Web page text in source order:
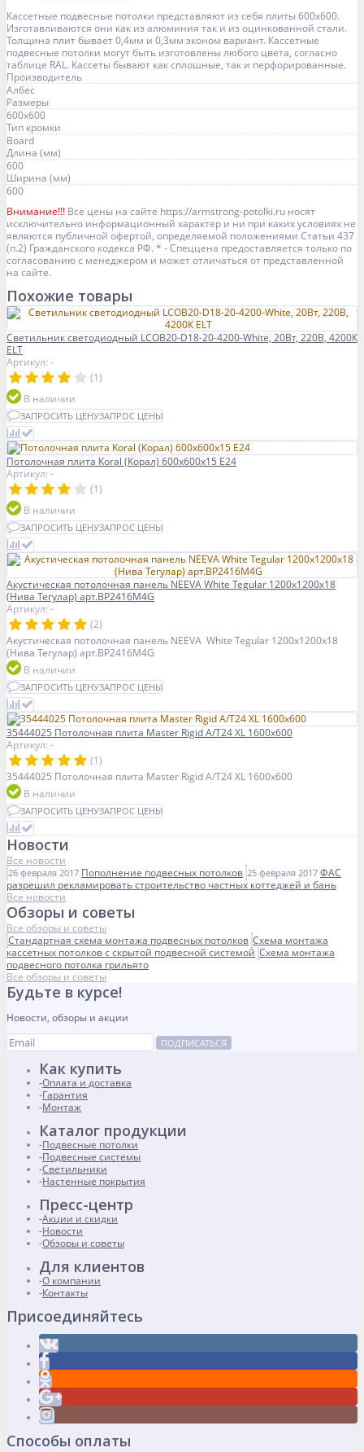
Кассетные подвесные потолки представляют из себя плиты 600х600.
Изготавливаются они как из алюминия так и из оцинкованной стали.
Толщина плит бывает 0,4мм и 0,3мм эконом вариант. Кассетные
подвесные потолки могут быть изготовлены любого цвета, согласно
таблице RAL. Кассеты бывают как сплошные, так и перфорированные.
Производитель
Албес
Размеры
600x600
Тип кромки
Board
Длина (мм)
600
Ширина (мм)
600
Внимание!!! Все цены на сайте https://armstrong-potolki.ru носят
исключительно информационный характер и ни при каких условиях не
являются публичной офертой, определяемой положениями Статьи 437
(п.2) Гражданского кодекса РФ. * - Спеццена предоставляется только по
согласованию с менеджером и может отличаться от представленной
на сайте.
Похожие товары
Светильник светодиодный LCOB20-D18-20-4200-White, 20Вт, 220В, 4200К
ELT
Артикул: -
(1)
В наличии
ЗАПРОСИТЬ ЦЕНУЗАПРОС ЦЕНЫ
Потолочная плита Koral (Корал) 600x600x15 E24
Артикул: -
(1)
В наличии
ЗАПРОСИТЬ ЦЕНУЗАПРОС ЦЕНЫ
Акустическая потолочная панель NEEVA White Tegular 1200x1200x18
(Нива Тегулар) арт.BP2416M4G
Артикул: -
(2)
Акустическая потолочная панель NEEVA White Tegular 1200x1200x18
(Нива Тегулар) арт.BP2416M4G
В наличии
ЗАПРОСИТЬ ЦЕНУЗАПРОС ЦЕНЫ
35444025 Потолочная плита Master Rigid A/T24 XL 1600x600
Артикул: -
(1)
35444025 Потолочная плита Master Rigid A/T24 XL 1600x600
В наличии
ЗАПРОСИТЬ ЦЕНУЗАПРОС ЦЕНЫ
Новости
Все новости
26 февраля 2017 Пополнение подвесных потолков 25 февраля 2017 ФАС
разрешил рекламировать строительство частных коттеджей и бань
Все новости
Обзоры и советы
Все обзоры и советы
Стандартная схема монтажа подвесных потолков Схема монтажа
кассетных потолков с скрытой подвесной системой Схема монтажа
подвесного потолка грильято
Все обзоры и советы
Будьте в курсе!
Новости, обзоры и акции
ПОДПИСАТЬСЯ
Как купить
Оплата и доставка
Гарантия
Монтаж
Каталог продукции
Подвесные потолки
Подвесные системы
Светильники
Настенные покрытия
Пресс-центр
Акции и скидки
Новости
Обзоры и советы
Для клиентов
О компании
Контакты
Присоединяйтесь
Способы оплаты